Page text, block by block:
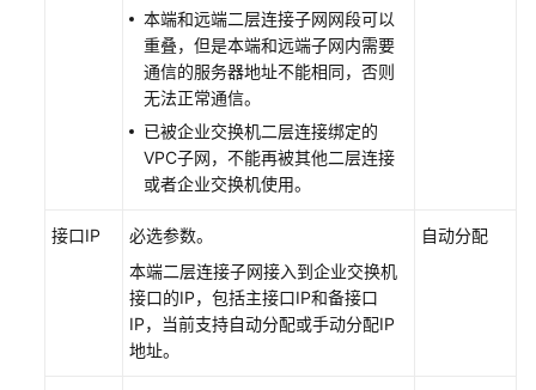
建
本端和远端二层连接子网网段可以
重叠，但是本端和远端子网内需要
通信的服务器地址不能相同，否则
无法正常通信。
已被企业交换机二层连接绑定的
VPC子网，不能再被其他二层连接
或者企业交换机使用。
接口IP
必选参数。
本端二层连接子网接入到企业交换机
接口的IP，包括主接口IP和备接口
IP，当前支持自动分配或手动分配IP
地址。
自动分配